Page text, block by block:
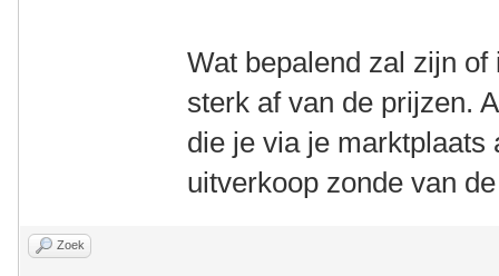
Wat bepalend zal zijn
sterk af van de prijzen.
die je via je marktplaats
uitverkoop zonde van
Zoek